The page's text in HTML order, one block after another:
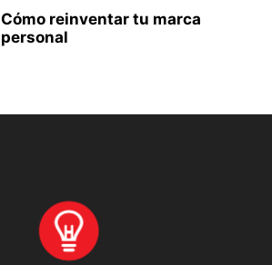
Cómo reinventar tu marca
personal